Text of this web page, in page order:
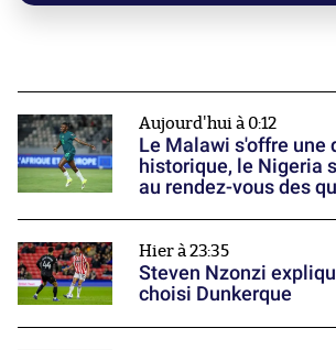
Aujourd'hui à 0:12
Le Malawi s'offre une
historique, le Nigeria
au rendez-vous des
Hier à 23:35
Steven Nzonzi
choisi Dunkerque